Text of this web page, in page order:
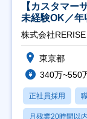
【カスタマー
未経験OK／年
株式会社RERISE
東京都
340万~550
正社員採用
月残業20時間以内